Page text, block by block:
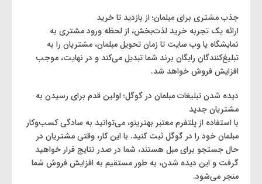
جذب مشتری برای مبلمان؛ از بازدید تا خرید
ارائه یک تجربه خرید لذت‌بخش، از لحظه ورود مشتری به
نمایشگاه یا وب ‌سایت تا زمان تحویل مبلمان، مشتریان را به
تبلیغ‌کنندگان رایگان برند شما تبدیل می‌کند و در نهایت، موجب
افزایش فروش خواهد شد.
دیده شدن تبلیغات مبلمان در گوگل؛ اولین قدم برای رسیدن به
مشتریان جدید
با استفاده از پلتفرم معتبر بهترینو، می‌توانید به سادگی کسب‌وکار
مبلمان خود را در گوگل ثبت کنید. با این کار، وقتی مشتریان در
حال جستجو برای مبل هستند، شما در صدر نتایج قرار خواهید
گرفت و این دیده شدن، به طور مستقیم به افزایش فروش شما
منجر می‌شود.